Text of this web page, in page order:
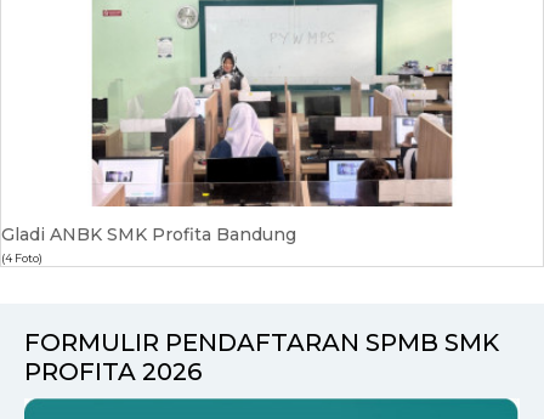
Gladi ANBK SMK Profita Bandung
(4 Foto)
FORMULIR PENDAFTARAN SPMB SMK
PROFITA 2026